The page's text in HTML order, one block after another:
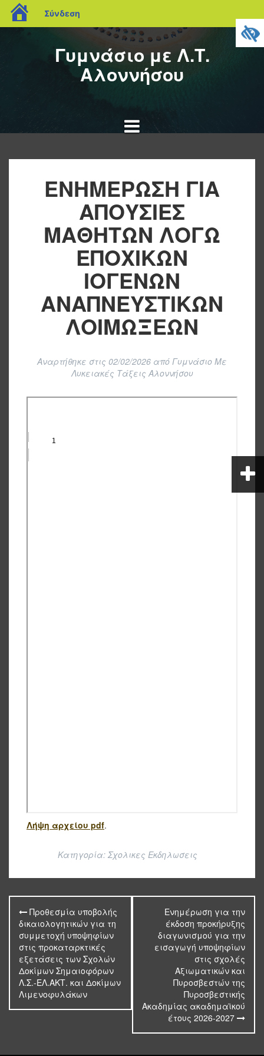
Γυμνάσιο με Λ.Τ.
Αλοννήσου
ΕΝΗΜΕΡΩΣΗ ΓΙΑ
ΑΠΟΥΣΙΕΣ
ΜΑΘΗΤΩΝ ΛΟΓΩ
ΕΠΟΧΙΚΩΝ
ΙΟΓΕΝΩΝ
ΑΝΑΠΝΕΥΣΤΙΚΩΝ
ΛΟΙΜΩΞΕΩΝ
Αναρτήθηκε στις 02/02/2026 από Γυμνάσιο Με
Λυκειακές Τάξεις Αλοννήσου
Λήψη αρχείου pdf.
Κατηγορία: Σχολικες Εκδηλωσεις
Πλοήγηση
άρθρων
Προθεσμία υποβολής
δικαιολογητικών για τη
συμμετοχή υποψηφίων
στις προκαταρκτικές
εξετάσεις των Σχολών
Δοκίμων Σημαιοφόρων
Λ.Σ.-ΕΛ.ΑΚΤ. και Δοκίμων
Λιμενοφυλάκων
Ενημέρωση για την
έκδοση προκήρυξης
διαγωνισμού για την
εισαγωγή υποψηφίων
στις σχολές
Αξιωματικών και
Πυροσβεστών της
Πυροσβεστικής
Ακαδημίας ακαδημαϊκού
έτους 2026-2027
blogs.sch.gr
Σύνδεση